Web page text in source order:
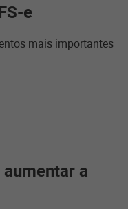
e
mais importantes
a